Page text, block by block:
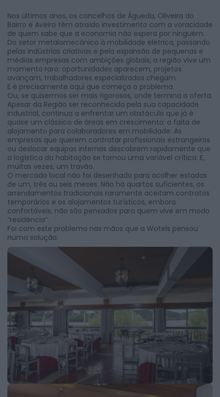
Nos últimos anos, os concelhos de Águeda, Oliveira do
Bairro e Aveiro têm atraído investimento com a voracidade
de quem sabe que a economia não espera por ninguém.
Do setor metalomecânico à mobilidade elétrica, passando
pelas indústrias criativas e pela expansão de pequenas e
médias empresas com ambições globais, a região vive um
momento raro: oportunidades aparecem, projetos
avançam, trabalhadores especializados chegam.
E é precisamente aqui que começa o problema.
Ou, se quisermos ser mais rigorosos, onde termina a oferta.
Apesar da Região ser reconhecida pela sua capacidade
industrial, continua a enfrentar um obstáculo que já é
quase um clássico de áreas em crescimento: a falta de
alojamento para colaboradores em mobilidade. As
empresas que querem contratar profissionais estrangeiros
ou deslocar equipas internas descobrem rapidamente que
a logística da habitação se tornou uma variável crítica. E,
muitas vezes, um travão.
O mercado local não foi desenhado para acolher estadas
de um, três ou seis meses. Não há quartos suficientes, os
arrendamentos tradicionais raramente aceitam contratos
temporários e os alojamentos turísticos, embora
confortáveis, não são pensados para quem vive em modo
“residência”.
Foi com este problema nas mãos que a Wotels pensou
numa solução.